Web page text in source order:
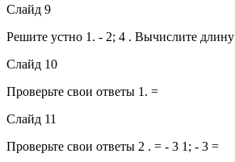
Слайд 9
Решите устно 1. - 2; 4 . Вычислите длину
Слайд 10
Проверьте свои ответы 1. =
Слайд 11
Проверьте свои ответы 2 . = - 3 1; - 3 =